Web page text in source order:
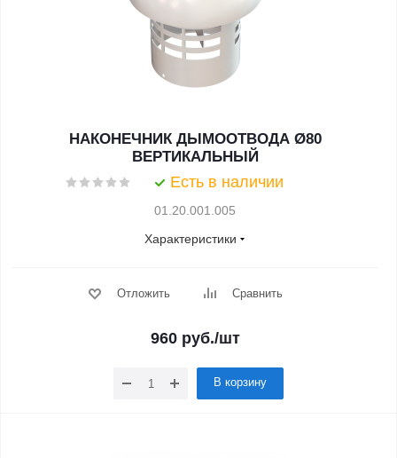
НАКОНЕЧНИК ДЫМООТВОДА Ø80
ВЕРТИКАЛЬНЫЙ
Есть в наличии
01.20.001.005
Характеристики
Отложить Сравнить
960 руб./шт
В корзину